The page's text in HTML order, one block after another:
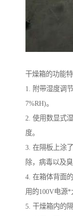
干燥箱的功能特
1. 附带湿度调
7%RH)。
2. 使用数显式
度。
3. 在隔板上涂
除，病毒以及
4. 在箱体背面
用的100V电源*
5. 干燥箱内的